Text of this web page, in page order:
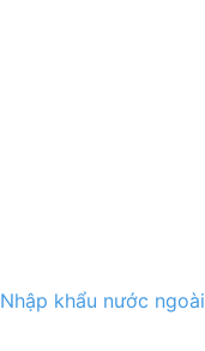
Nhập khẩu nước ngoài